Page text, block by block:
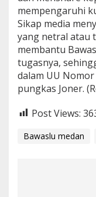
mempengaruhi
Sikap media
yang netral atau
membantu
tugasnya,
dalam UU
pungkas Joner.
Post Views:
Bawaslu medan